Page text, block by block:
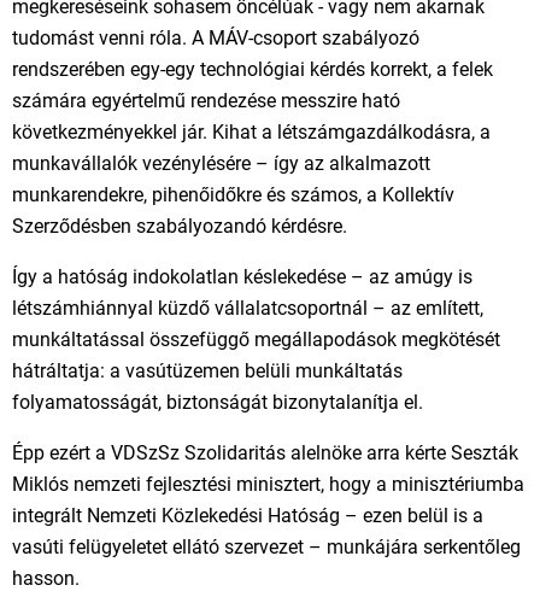
megkereséseink sohasem öncélúak - vagy nem akarnak
tudomást venni róla. A MÁV-csoport szabályozó
rendszerében egy-egy technológiai kérdés korrekt, a felek
számára egyértelmű rendezése messzire ható
következményekkel jár. Kihat a létszámgazdálkodásra, a
munkavállalók vezénylésére – így az alkalmazott
munkarendekre, pihenőidőkre és számos, a Kollektív
Szerződésben szabályozandó kérdésre.
Így a hatóság indokolatlan késlekedése – az amúgy is
létszámhiánnyal küzdő vállalatcsoportnál – az említett,
munkáltatással összefüggő megállapodások megkötését
hátráltatja: a vasútüzemen belüli munkáltatás
folyamatosságát, biztonságát bizonytalanítja el.
Épp ezért a VDSzSz Szolidaritás alelnöke arra kérte Seszták
Miklós nemzeti fejlesztési minisztert, hogy a minisztériumba
integrált Nemzeti Közlekedési Hatóság – ezen belül is a
vasúti felügyeletet ellátó szervezet – munkájára serkentőleg
hasson.